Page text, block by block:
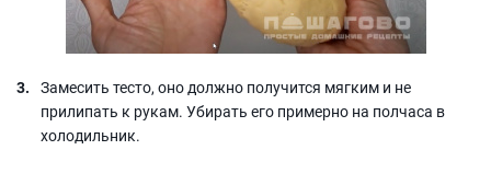
Замесить тесто, оно должно получится мягким и не
прилипать к рукам. Убирать его примерно на полчаса в
холодильник.